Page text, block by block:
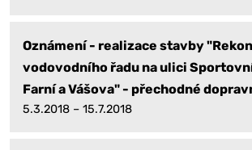
Oznámení - realizace stavby
vodovodního řadu na ulici
Farní a Vášova" - přechodné
5.3.2018 – 15.7.2018